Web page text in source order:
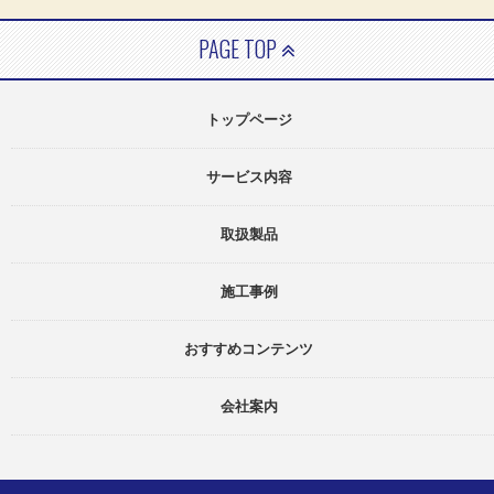
PAGE TOP
トップページ
サービス内容
取扱製品
施工事例
おすすめコンテンツ
会社案内